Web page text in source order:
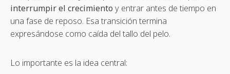
interrumpir el crecimiento y entrar antes de tiempo en
una fase de reposo. Esa transición termina
expresándose como caída del tallo del pelo.
Lo importante es la idea central: